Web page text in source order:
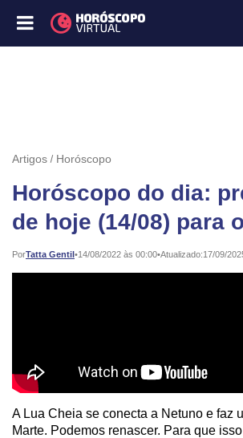
Artigos Horóscopo
Horóscopo do dia:
de hoje (14/08) para
PorTatta Gentil•
Publicado: 14/08/2022 às 00:00•Atualizado:17/09/
A Lua Cheia se conecta a Netuno e faz
Marte. Podemos renascer. Para que